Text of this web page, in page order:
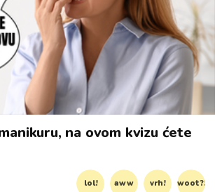
na ovom kvizu ćete
lol! aww vrh! woot?!